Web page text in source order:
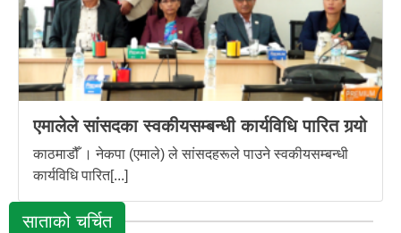
एमालेले सांसदका स्वकीयसम्बन्धी कार्यविधि पारित गर्‍यो
काठमाडौँ । नेकपा (एमाले) ले सांसदहरूले पाउने स्वकीयसम्बन्धी
कार्यविधि पारित[...]
साताको चर्चित